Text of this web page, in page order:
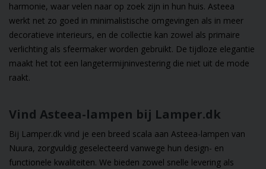
harmonie, waar velen naar op zoek zijn in hun huis. Asteea
werkt net zo goed in minimalistische omgevingen als in meer
decoratieve interieurs, en de collectie kan zowel als primaire
verlichting als sfeermaker worden gebruikt. De tijdloze elegantie
maakt het tot een langetermijninvestering die niet uit de mode
raakt.
Vind Asteea-lampen bij Lamper.dk
Bij Lamper.dk vind je een breed scala aan Asteea-lampen van
Nuura, zorgvuldig geselecteerd vanwege hun design- en
functionele kwaliteiten. We bieden zowel snelle levering als